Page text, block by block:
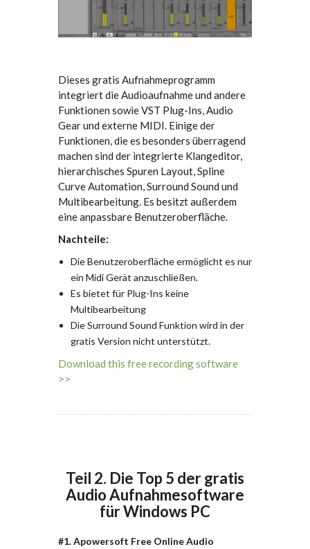
Dieses gratis Aufnahmeprogramm
integriert die Audioaufnahme und andere
Funktionen sowie VST Plug-Ins, Audio
Gear und externe MIDI. Einige der
Funktionen, die es besonders überragend
machen sind der integrierte Klangeditor,
hierarchisches Spuren Layout, Spline
Curve Automation, Surround Sound und
Multibearbeitung. Es besitzt außerdem
eine anpassbare Benutzeroberfläche.
Nachteile:
Die Benutzeroberfläche ermöglicht es nur
ein Midi Gerät anzuschließen.
Es bietet für Plug-Ins keine
Multibearbeitung
Die Surround Sound Funktion wird in der
gratis Version nicht unterstützt.
Download this free recording software
>>
Teil 2. Die Top 5 der gratis
Audio Aufnahmesoftware
für Windows PC
#1. Apowersoft Free Online Audio